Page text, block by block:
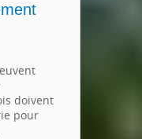
doivent
pour